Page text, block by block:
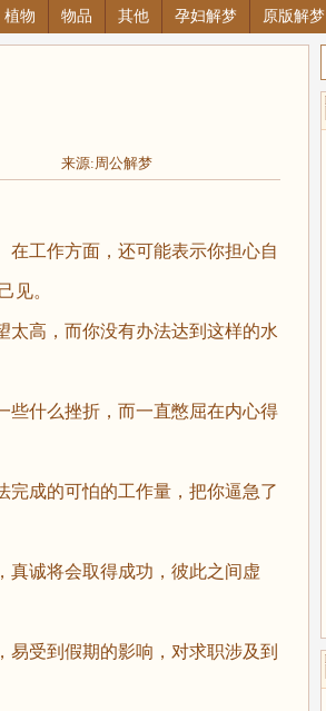
植物 物品 其他 孕妇解梦 原版解梦
来源:周公解梦
工作方面，还可能表示你担心自
见。
高，而你没有办法达到这样的水
什么挫折，而一直憋屈在内心得
成的可怕的工作量，把你逼急了
诚将会取得成功，彼此之间虚
受到假期的影响，对求职涉及到